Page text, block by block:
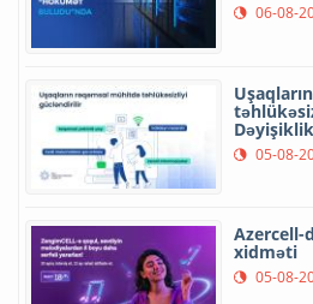
06-08-
05-08-
Azercell-
xidməti
05-08-